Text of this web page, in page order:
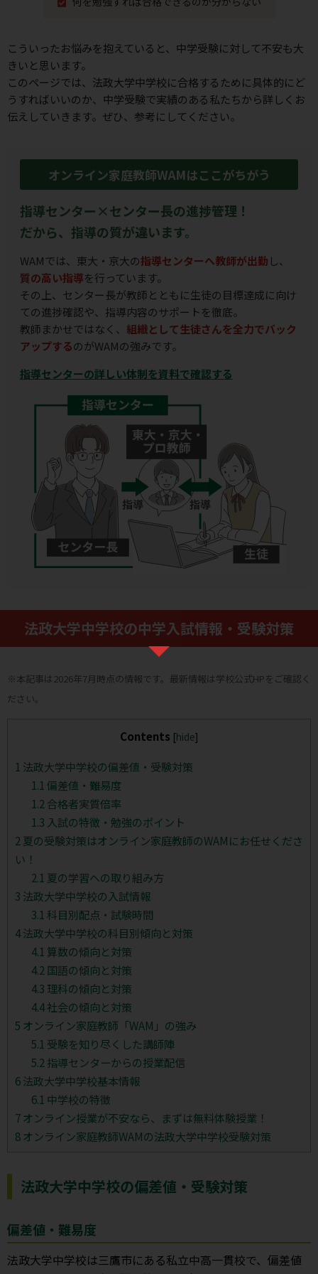
こういったお悩みを抱えていると、中学受験に対して不安も⼤
きいと思います。
このページでは、法政大学中学校に合格するために具体的にど
うすればいいのか、 中学受験で実績のある私たちから詳しくお
伝えしていきます。ぜひ、参考にしてください。
オンライン家庭教師WAMはここがちがう
指導センター×センター長の進捗管理！
だから、指導の質が違います。
WAMでは、東大・京大の指導センターへ教師が出勤 し、
質の高い指導を行っています。
その上、センター長が教師とともに生徒の目標達成に向け
ての進捗確認や、指導内容のサポートを徹底。
教師まかせではなく、 組織として生徒さんを全力でバック
アップするのがWAMの強みです。
指導センターの詳しい体制を資料で確認する
法政大学中学校の中学入試情報・受験対策
※本記事は2026年7月時点の情報です。最新情報は学校公式HPをご確認く
ださい。
Contents [hide]
1 法政大学中学校の偏差値・受験対策
1.1 偏差値・難易度
1.2 合格者実質倍率
1.3 入試の特徴・勉強のポイント
2 夏の受験対策はオンライン家庭教師のWAMにお任せくださ
い！
2.1 夏の学習への取り組み方
3 法政大学中学校の入試情報
3.1 科目別配点・試験時間
4法政大学中学校の科目別傾向と対策
4.1 算数の傾向と対策
4.2 国語の傾向と対策
4.3 理科の傾向と対策
4.4社会の傾向と対策
5 オンライン家庭教師「WAM」の強み
5.1 受験を知り尽くした講師陣
5.2 指導センターからの授業配信
6法政大学中学校基本情報
6.1 中学校の特徴
7オンライン授業が不安なら、まずは無料体験授業！
8オンライン家庭教師WAMの法政大学中学校受験対策
法政大学中学校の偏差値・受験対策
偏差値・難易度
法政大学中学校は三鷹市にある私立中高一貫校で、偏差値